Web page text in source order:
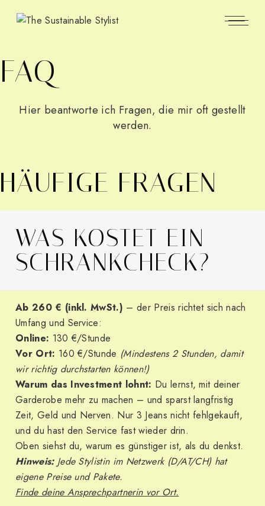
FAQ
Hier beantworte ich Fragen, die mir oft gestellt
werden.
HÄUFIGE FRAGEN
WAS KOSTET EIN
SCHRANKCHECK?
Ab 260 € (inkl. MwSt.) – der Preis richtet sich nach
Umfang und Service:
Online: 130 €/Stunde
Vor Ort: 160 €/Stunde (Mindestens 2 Stunden, damit
wir richtig durchstarten können!)
Warum das Investment lohnt: Du lernst, mit deiner
Garderobe mehr zu machen – und sparst langfristig
Zeit, Geld und Nerven. Nur 3 Jeans nicht fehlgekauft,
und du hast den Service fast wieder drin.
Oben siehst du, warum es günstiger ist, als du denkst.
Hinweis: Jede Stylistin im Netzwerk (D/AT/CH) hat
eigene Preise und Pakete.
Finde deine Ansprechpartnerin vor Ort.